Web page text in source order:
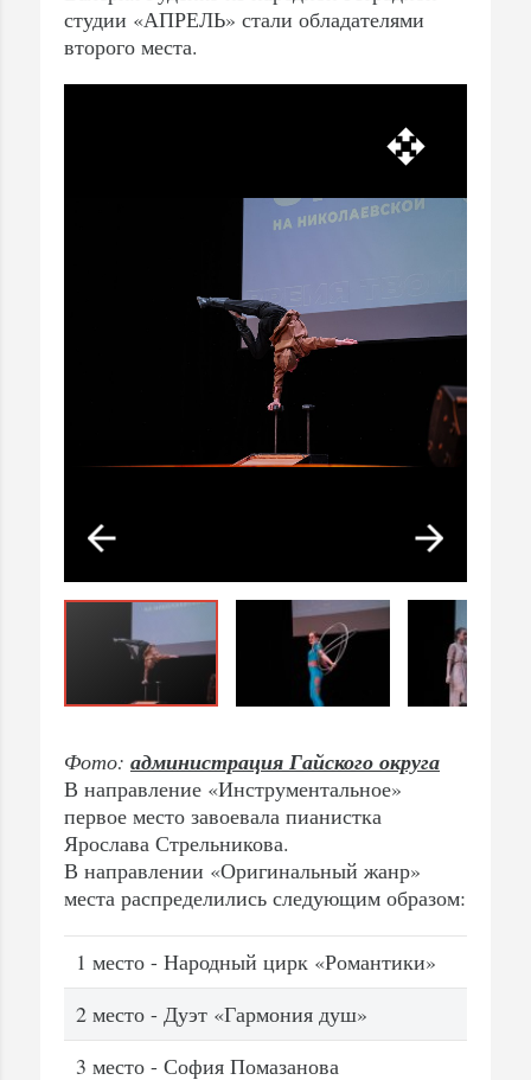
студии «АПРЕЛЬ» стали обладателями
второго места.
Фото: администрация Гайского округа
В направление «Инструментальное»
первое место завоевала пианистка
Ярослава Стрельникова.
В направлении «Оригинальный жанр»
места распределились следующим образом:
1 место - Народный цирк «Романтики»
2 место - Дуэт «Гармония душ»
3 место - София Помазанова